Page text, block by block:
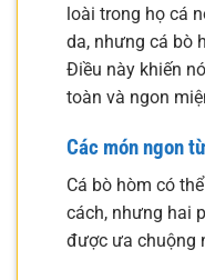
loài trong họ cá
da, nhưng cá bò
Điều này khiến
toàn và ngon
Các món ngon
Cá bò hòm có
cách, nhưng hai
được ưa chuộng